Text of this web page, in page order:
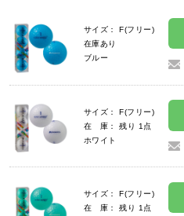
サイズ： F(フリー)
在庫あり
ブルー
サイズ： F(フリー)
在 庫： 残り 1点
ホワイト
サイズ： F(フリー)
在 庫： 残り 1点